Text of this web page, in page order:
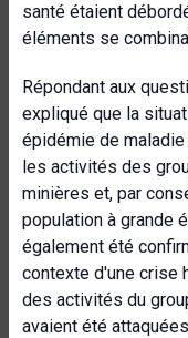
santé étaient
éléments se
Répondant aux
expliqué que la
épidémie de
les activités des
minières et, par
population à grande
également été
contexte d'une crise
des activités du
avaient été